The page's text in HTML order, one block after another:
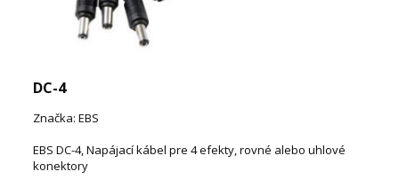
DC-4
Značka: EBS
EBS DC-4, Napájací kábel pre 4 efekty, rovné alebo uhlové
konektory